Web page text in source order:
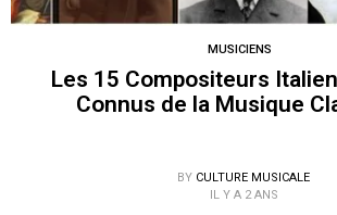
MUSICIENS
Les 15 Compositeurs
Connus de la Musique
BY CULTURE MUSICALE
IL Y A 2 ANS